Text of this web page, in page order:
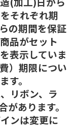
それぞれ期
の期間を保証
品がセット
表示していま
）期限につい
す。
リボン、ラ
あります。
ンは変更に